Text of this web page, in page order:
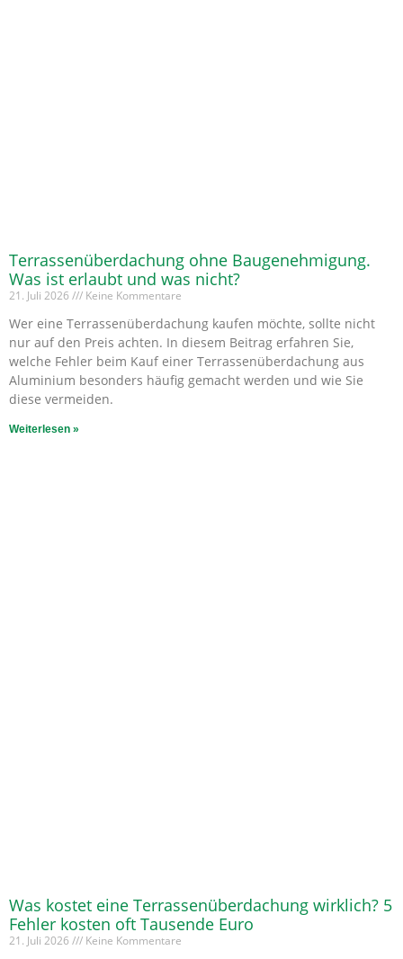
Terrassenüberdachung ohne Baugenehmigung.
Was ist erlaubt und was nicht?
21. Juli 2026 Keine Kommentare
Wer eine Terrassenüberdachung kaufen möchte, sollte nicht
nur auf den Preis achten. In diesem Beitrag erfahren Sie,
welche Fehler beim Kauf einer Terrassenüberdachung aus
Aluminium besonders häufig gemacht werden und wie Sie
diese vermeiden.
Weiterlesen »
Was kostet eine Terrassenüberdachung wirklich? 5
Fehler kosten oft Tausende Euro
21. Juli 2026 Keine Kommentare